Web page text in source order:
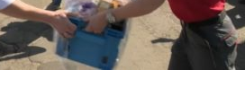
l'article "Les Belges veulent plus